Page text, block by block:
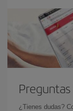
¿Tienes dudas?